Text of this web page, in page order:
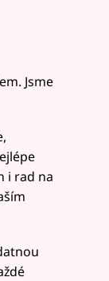
Jsme
i rad na